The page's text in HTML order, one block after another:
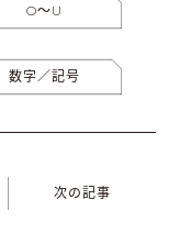
O〜U
数字／記号
次の記事